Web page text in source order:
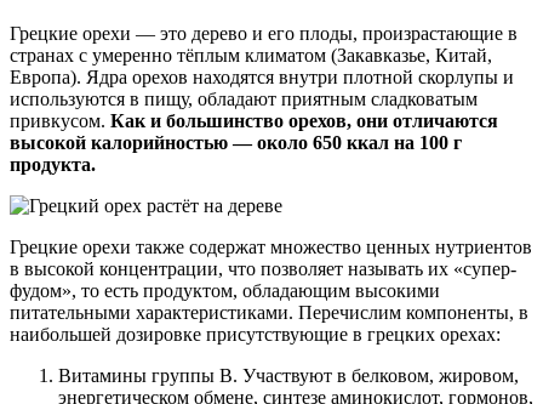
Грецкие орехи — это дерево и его плоды, произрастающие в
странах с умеренно тёплым климатом (Закавказье, Китай,
Европа). Ядра орехов находятся внутри плотной скорлупы и
используются в пищу, обладают приятным сладковатым
привкусом. Как и большинство орехов, они отличаются
высокой калорийностью — около 650 ккал на 100 г
продукта.
Грецкие орехи также содержат множество ценных нутриентов
в высокой концентрации, что позволяет называть их «супер-
фудом», то есть продуктом, обладающим высокими
питательными характеристиками. Перечислим компоненты, в
наибольшей дозировке присутствующие в грецких орехах:
Витамины группы В. Участвуют в белковом, жировом,
энергетическом обмене, синтезе аминокислот, гормонов,